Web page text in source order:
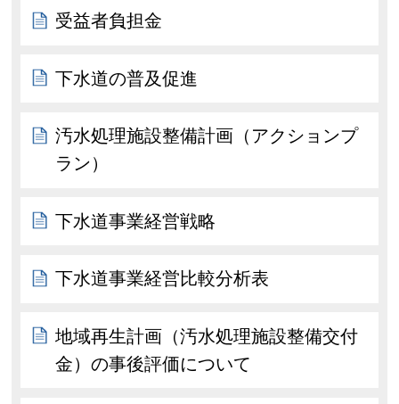
受益者負担金
下水道の普及促進
汚水処理施設整備計画（アクションプ
ラン）
下水道事業経営戦略
下水道事業経営比較分析表
地域再生計画（汚水処理施設整備交付
金）の事後評価について